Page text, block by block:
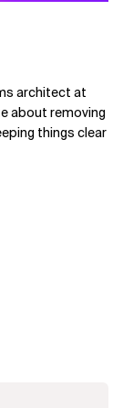
architect at
about removing
things clear